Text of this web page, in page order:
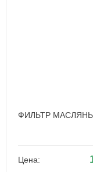
ФИЛЬТР
Цена: